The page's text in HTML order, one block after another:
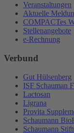
Veranstaltungen
Aktuelle
COMPACTes
Stellenangebote
e-Rechnung
Verbund
Gut Hülsenberg
ISF Schauman
Lactosan
Ligrana
Provita
Schaumann
Schaumann